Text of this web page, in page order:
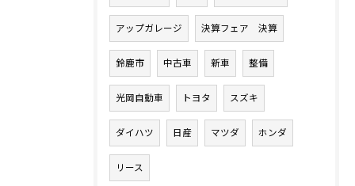
アップガレージ 決算フェア 決算
鈴鹿市 中古車 新車 整備
光岡自動車 トヨタ スズキ
ダイハツ 日産 マツダ ホンダ
リース